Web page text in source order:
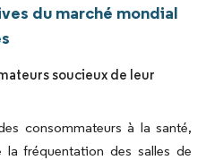
du marché mondial
soucieux de leur
consommateurs à la santé,
fréquentation des salles de